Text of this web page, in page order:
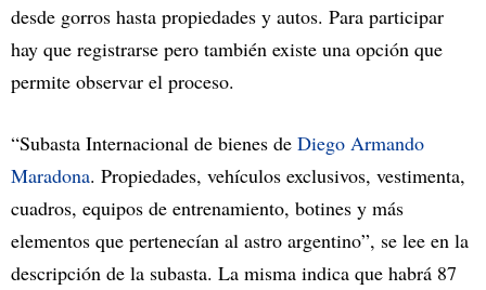
desde gorros hasta propiedades y autos. Para participar
hay que registrarse pero también existe una opción que
permite observar el proceso.
“Subasta Internacional de bienes de Diego Armando
Maradona. Propiedades, vehículos exclusivos, vestimenta,
cuadros, equipos de entrenamiento, botines y más
elementos que pertenecían al astro argentino”, se lee en la
descripción de la subasta. La misma indica que habrá 87